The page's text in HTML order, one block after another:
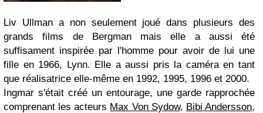
Liv Ullman a non seulement joué dans plusieurs des
grands films de Bergman mais elle a aussi été
suffisament inspirée par l'homme pour avoir de lui une
fille en 1966, Lynn. Elle a aussi pris la caméra en tant
que réalisatrice elle-même en 1992, 1995, 1996 et 2000.
Ingmar s'était créé un entourage, une garde rapprochée
comprenant les acteurs Max Von Sydow, Bibi Andersson,